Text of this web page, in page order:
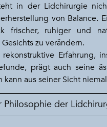
in der Lidchirurgie
von Balance.
frischer, ruhiger und
zu verändern.
Erfahrung,
prägt auch seine
kann aus seiner Sicht
Philosophie der